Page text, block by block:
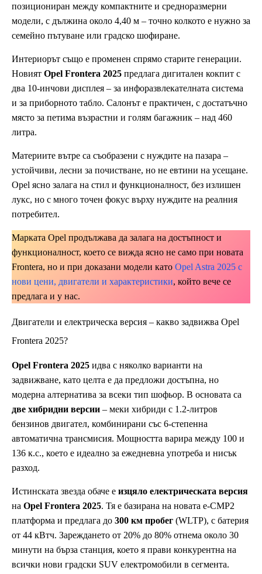
позициониран между компактните и средноразмерни
модели, с дължина около 4,40 м – точно колкото е нужно за
семейно пътуване или градско шофиране.
Интериорът също е променен спрямо старите генерации.
Новият Opel Frontera 2025 предлага дигитален кокпит с
два 10-инчови дисплея – за инфоразвлекателната система
и за приборното табло. Салонът е практичен, с достатъчно
място за петима възрастни и голям багажник – над 460
литра.
Материите вътре са съобразени с нуждите на пазара –
устойчиви, лесни за почистване, но не евтини на усещане.
Opel ясно залага на стил и функционалност, без излишен
лукс, но с много точен фокус върху нуждите на реалния
потребител.
Марката Opel продължава да залага на достъпност и
функционалност, което се вижда ясно не само при новата
Frontera, но и при доказани модели като Opel Astra 2025 с
нови цени, двигатели и характеристики, който вече се
предлага и у нас.
Двигатели и електрическа версия – какво задвижва Opel
Frontera 2025?
Opel Frontera 2025 идва с няколко варианти на
задвижване, като целта е да предложи достъпна, но
модерна алтернатива за всеки тип шофьор. В основата са
две хибридни версии – меки хибриди с 1.2-литров
бензинов двигател, комбинирани със 6-степенна
автоматична трансмисия. Мощността варира между 100 и
136 к.с., което е идеално за ежедневна употреба и нисък
разход.
Истинската звезда обаче е изцяло електрическата версия
на Opel Frontera 2025. Тя е базирана на новата e-CMP2
платформа и предлага до 300 км пробег (WLTP), с батерия
от 44 кВтч. Зареждането от 20% до 80% отнема около 30
минути на бърза станция, което я прави конкурентна на
всички нови градски SUV електромобили в сегмента.